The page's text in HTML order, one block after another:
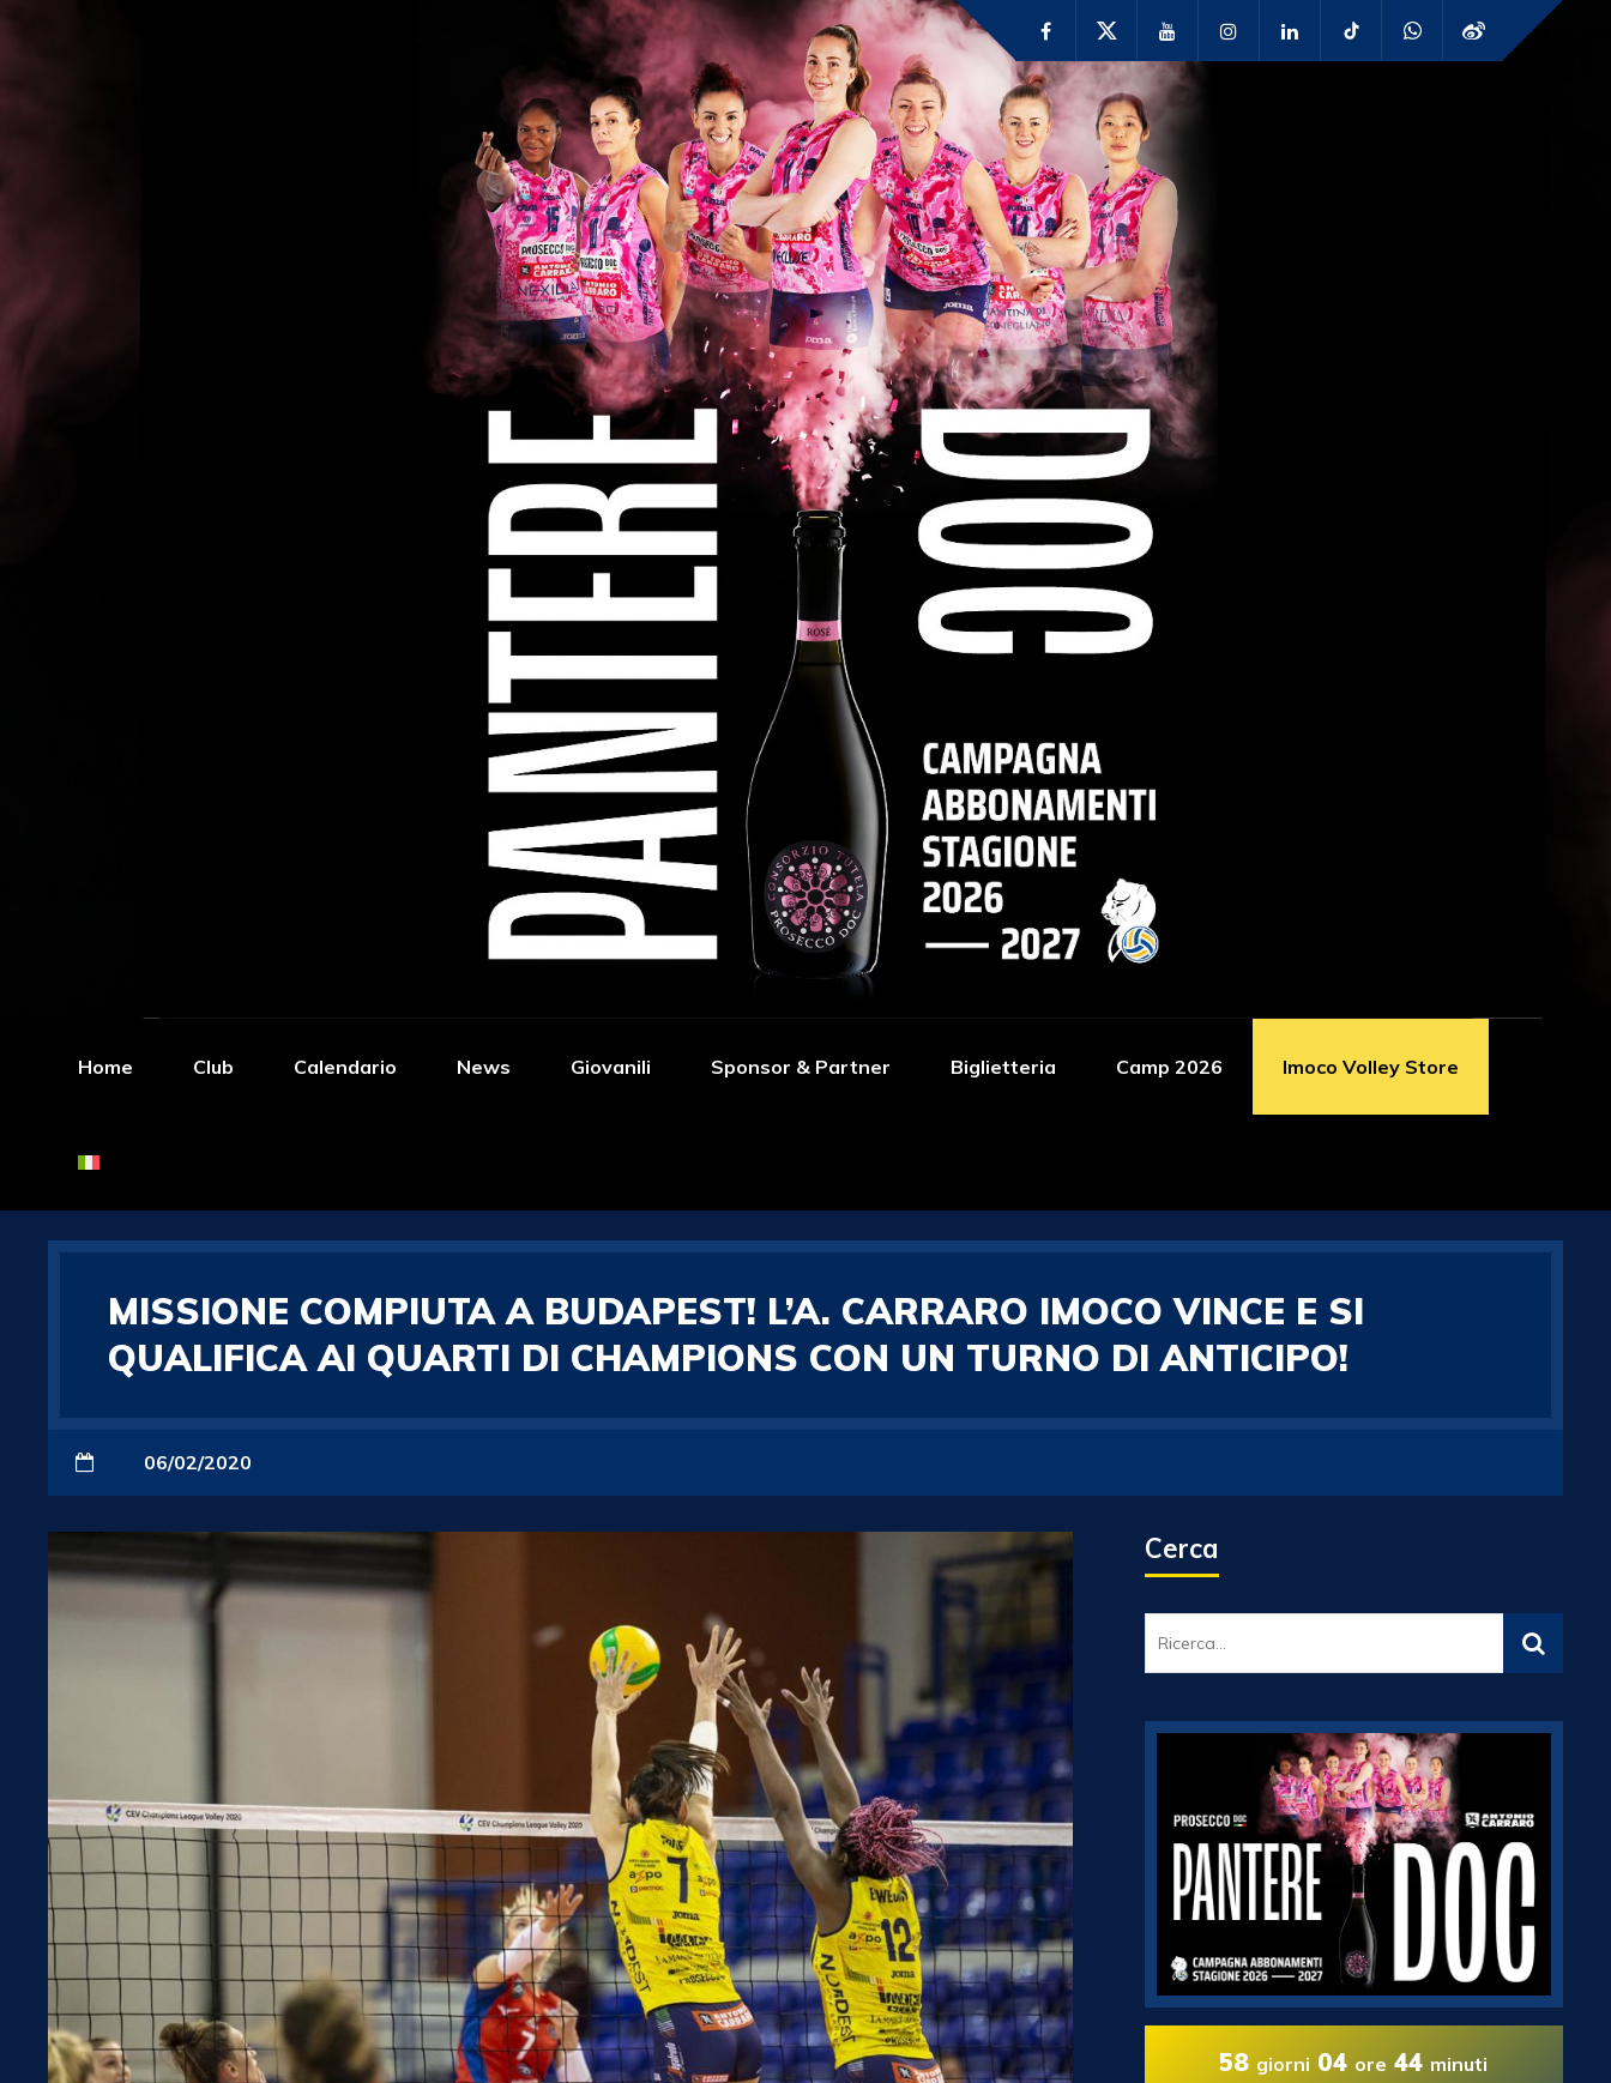
Home Club Calendario News Giovanili Sponsor & Partner Biglietteria Camp 2026 Imoco Volley Store
MISSIONE COMPIUTA A BUDAPEST! L’A. CARRARO IMOCO VINCE E SI
QUALIFICA AI QUARTI DI CHAMPIONS CON UN TURNO DI ANTICIPO!
06/02/2020
Cerca
58 giorni 04 ore 44 minuti